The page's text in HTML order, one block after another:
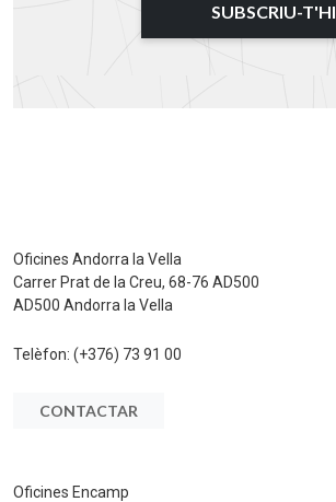
SUBSCRIU-T'HI
Oficines Andorra la Vella
Carrer Prat de la Creu, 68-76 AD500
AD500 Andorra la Vella
Telèfon: (+376) 73 91 00
CONTACTAR
Oficines Encamp